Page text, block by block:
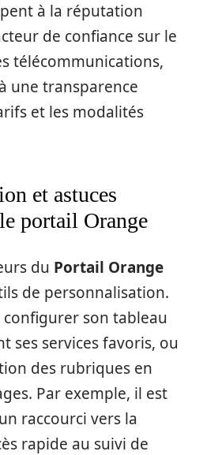
à la réputation
de confiance sur le
télécommunications,
une transparence
et les modalités
et astuces
portail Orange
du Portail Orange
de personnalisation.
son tableau
ses services favoris, ou
des rubriques en
Par exemple, il est
raccourci vers la
rapide au suivi de